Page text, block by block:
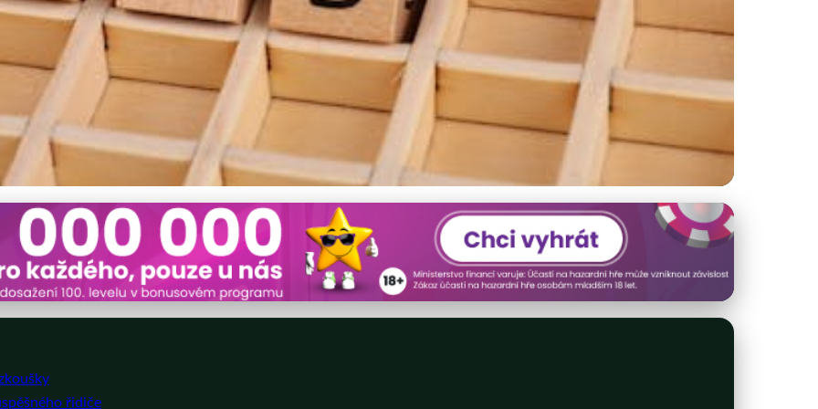
Zkoušce Autoškoly: Nejlepší Tipy a
řidiče